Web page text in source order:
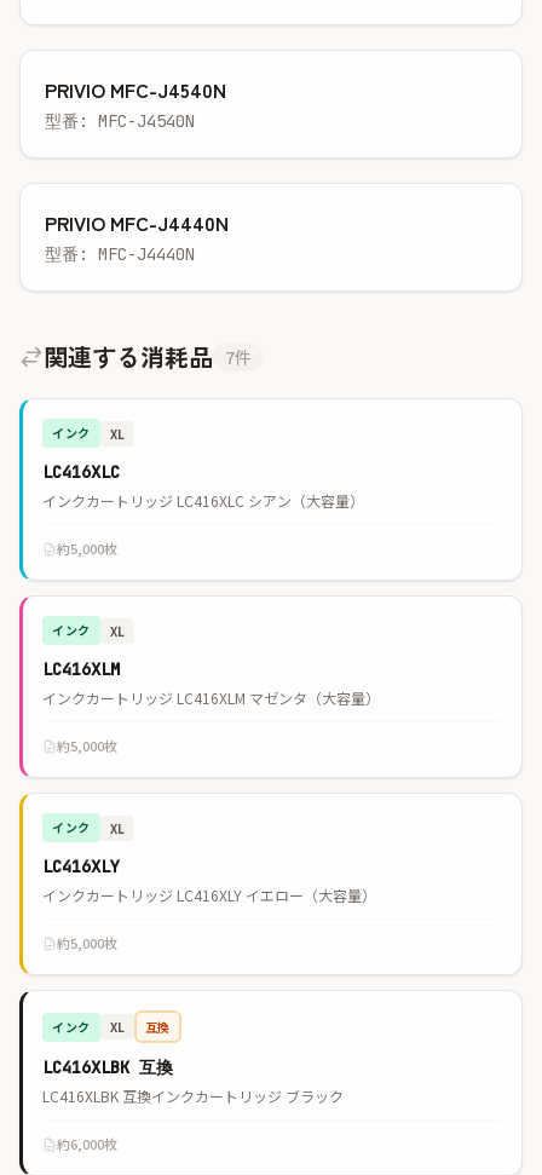
PRIVIO MFC-J4540N
型番: MFC-J4540N
PRIVIO MFC-J4440N
型番: MFC-J4440N
関連する消耗品 7件
インク XL
LC416XLC
インクカートリッジ LC416XLC シアン（大容量）
約5,000枚
インク XL
LC416XLM
インクカートリッジ LC416XLM マゼンタ（大容量）
約5,000枚
インク XL
LC416XLY
インクカートリッジ LC416XLY イエロー（大容量）
約5,000枚
インク XL 互換
LC416XLBK 互換
LC416XLBK 互換インクカートリッジ ブラック
約6,000枚